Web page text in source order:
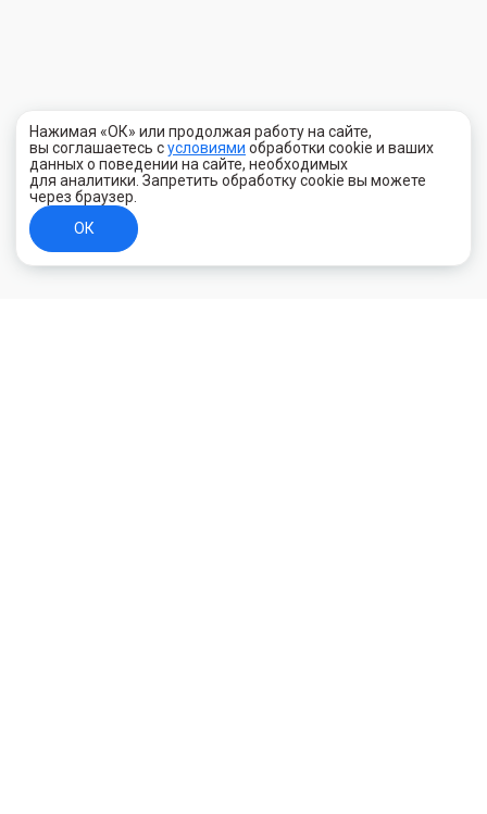
Нажимая «ОК» или продолжая работу на сайте,
вы соглашаетесь сусловиями обработки cookie и ваших
данных о поведении на сайте, необходимых
для аналитики. Запретить обработку cookie вы можете
через браузер.
ОК